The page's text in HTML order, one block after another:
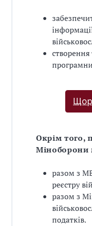
створення
Окрім того,
Міноборони
разом з
реєстру
разом з
податків.